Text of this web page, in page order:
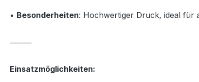
• Besonderheiten: Hochwertiger Druck, ideal für
⸻
Einsatzmöglichkeiten: